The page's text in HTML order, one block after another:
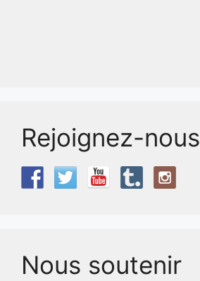
Rejoignez-nous
Nous soutenir